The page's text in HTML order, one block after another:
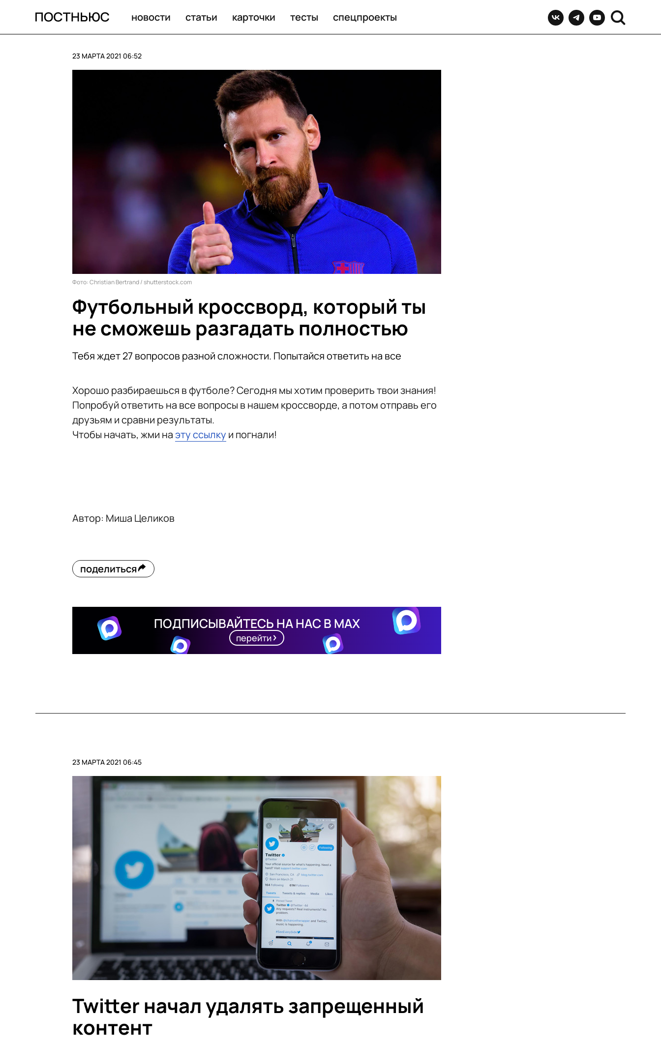
новости статьи карточки тесты спецпроекты
23 МАРТА 2021 06:52
Фото: Christian Bertrand / shutterstock.com
Футбольный кроссворд, который ты
не сможешь разгадать полностью
Тебя ждет 27 вопросов разной сложности. Попытайся ответить на все
Хорошо разбираешься в футболе? Сегодня мы хотим проверить твои знания!
Попробуй ответить на все вопросы в нашем кроссворде, а потом отправь его
друзьям и сравни результаты.
Чтобы начать, жми наэту ссылку и погнали!
Автор: Миша Целиков
поделиться
ПОДПИСЫВАЙТЕСЬ НА НАС В MAX
перейти
23 МАРТА 2021 06:45
Twitter начал удалять запрещенный
контент